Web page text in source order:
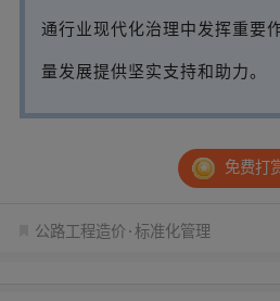
通行业现代化治理中发挥重要
量发展提供坚实支持和助力。
免费打
公路工程造价 标准化管理